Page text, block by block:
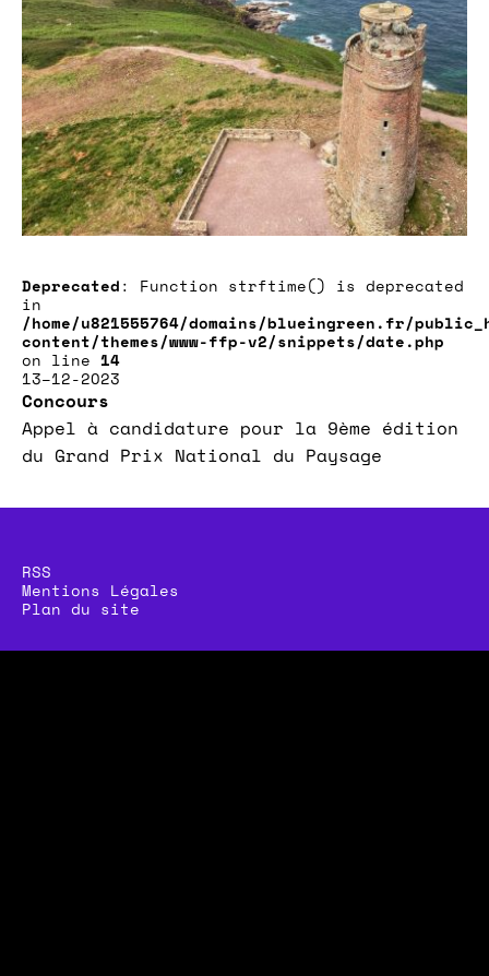
Deprecated: Function strftime() is deprecated
in
/home/u821555764/domains/blueingreen.fr/
content/themes/www-ffp-v2/snippets/date.php
on line 14
13–12-2023
Concours
Appel à candidature pour la 9ème édition
du Grand Prix National du Paysage
RSS
Mentions Légales
Plan du site